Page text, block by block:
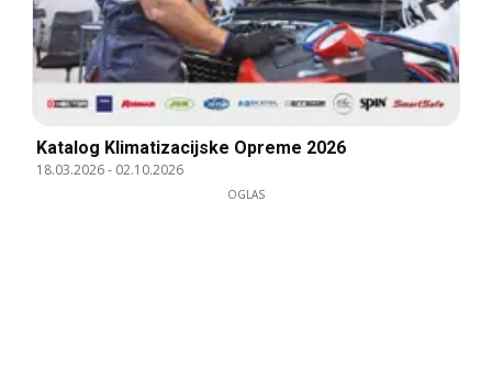
Katalog Klimatizacijske Opreme 2026
18.03.2026- 02.10.2026
OGLAS